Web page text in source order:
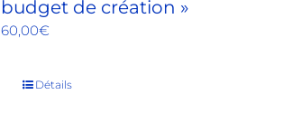
budget de création »
60,00€
Détails